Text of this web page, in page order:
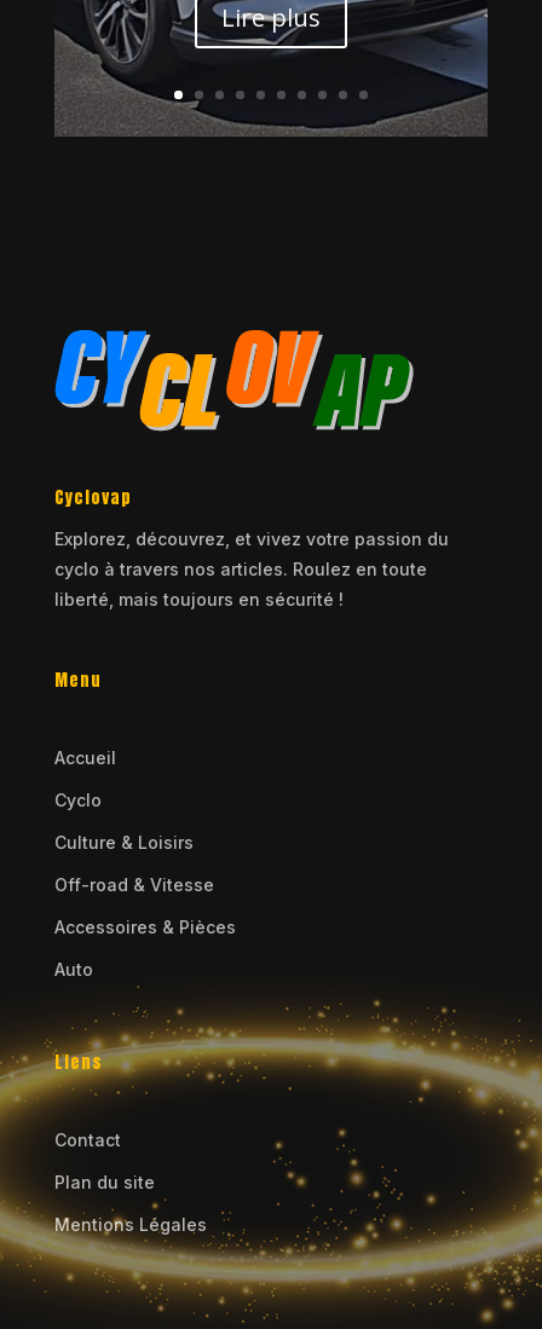
Lire plus
Cyclovap
Explorez, découvrez, et vivez votre passion du
cyclo à travers nos articles. Roulez en toute
liberté, mais toujours en sécurité !
Menu
Accueil
Cyclo
Culture & Loisirs
Off-road & Vitesse
Accessoires & Pièces
Auto
Liens
Contact
Plan du site
Mentions Légales